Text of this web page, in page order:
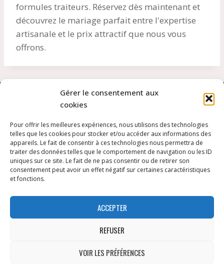
Gérer le consentement aux
cookies
Pour offrir les meilleures expériences, nous utilisons des technologies
telles que les cookies pour stocker et/ou accéder aux informations des
appareils. Le fait de consentir à ces technologies nous permettra de
traiter des données telles que le comportement de navigation ou les ID
uniques sur ce site. Le fait de ne pas consentir ou de retirer son
consentement peut avoir un effet négatif sur certaines caractéristiques
et fonctions.
ACCEPTER
REFUSER
VOIR LES PRÉFÉRENCES
formules traiteurs. Réservez dès maintenant et
découvrez le mariage parfait entre l'expertise
artisanale et le prix attractif que nous vous
offrons.
CONTACT
MENTIONS LÉGALES
POLITIQUE DE COOKIES (UE)
About IT